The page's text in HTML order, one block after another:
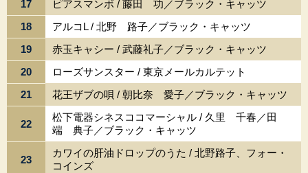
17
ピアスマンボ / 藤田 功／ブラック・キャッツ
18
アルコL / 北野 路子／ブラック・キャッツ
19
赤玉キャシー / 武藤礼子／ブラック・キャッツ
20
ローズサンスター / 東京メールカルテット
21
花王ザブの唄 / 朝比奈 愛子／ブラック・キャッツ
22
松下電器シネスココマーシャル / 久里 千春／田
端 典子／ブラック・キャッツ
23
カワイの肝油ドロップのうた / 北野路子、フォー・
コインズ